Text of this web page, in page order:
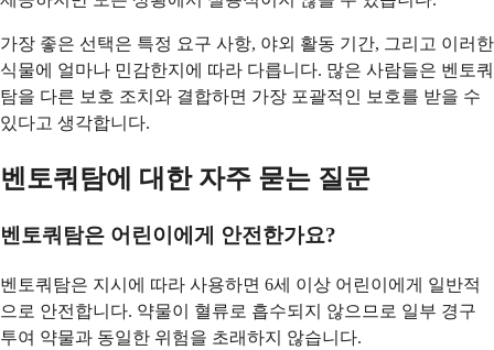
가장 좋은 선택은 특정 요구 사항, 야외 활동 기간, 그리고 이러한
식물에 얼마나 민감한지에 따라 다릅니다. 많은 사람들은 벤토쿼
탐을 다른 보호 조치와 결합하면 가장 포괄적인 보호를 받을 수
있다고 생각합니다.
벤토쿼탐에 대한 자주 묻는 질문
벤토쿼탐은 어린이에게 안전한가요?
벤토쿼탐은 지시에 따라 사용하면 6세 이상 어린이에게 일반적
으로 안전합니다. 약물이 혈류로 흡수되지 않으므로 일부 경구
투여 약물과 동일한 위험을 초래하지 않습니다.